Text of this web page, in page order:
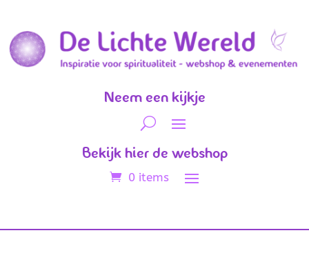
Neem een kijkje
Bekijk hier de webshop
0 items